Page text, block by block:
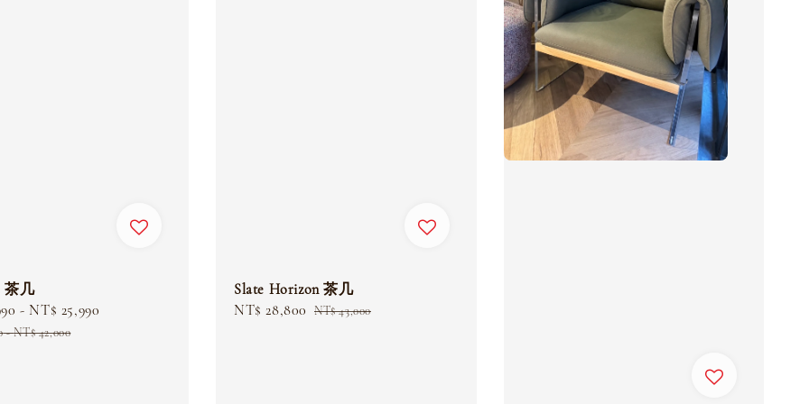
茶几
- NT$ 25,990
-NT$ 42,000
Slate Horizon 茶几
Sale
NT$ 28,800 Regular
NT$ 43,000